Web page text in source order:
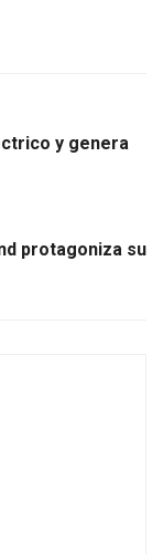
y genera
protagoniza su